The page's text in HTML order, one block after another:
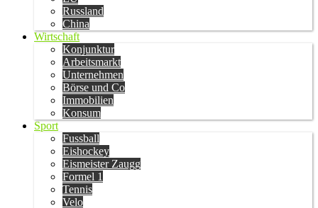
Russland
China
Wirtschaft
Konjunktur
Arbeitsmarkt
Unternehmen
Börse und Co
Immobilien
Konsum
Sport
Fussball
Eishockey
Eismeister Zaugg
Formel 1
Tennis
Velo